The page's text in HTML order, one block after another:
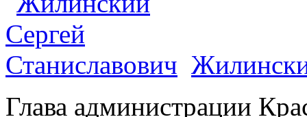
Глава администрации